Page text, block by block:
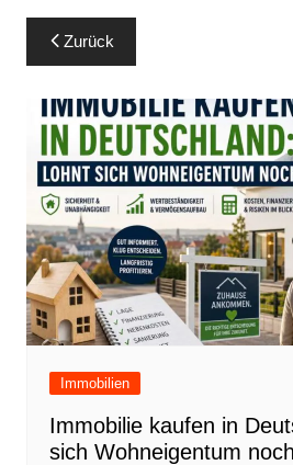
Beitragsnavigation
Zurück
Immobilien
Immobilie kaufen in
sich Wohneigentum